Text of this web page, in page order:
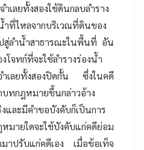
เลยทั้งสองใช้ดินกลบลำราง
ำที่ไหลจากบริเวณที่ดินของ
ปสู่ลำน้ำสาธารณะในพื้นที่ อัน
โจทก์ที่จะใช้ลำรางร่องน้ำ
ำเลยทั้งสองปิดกั้น ซึ่งในคดี
บทกฎหมายขึ้นกล่าวอ้าง
และมีคำขอบังคับก็เป็นการ
ายใดจะใช้บังคับแก่คดีย่อม
าปรับแก่คดีเอง เมื่อข้อเท็จ